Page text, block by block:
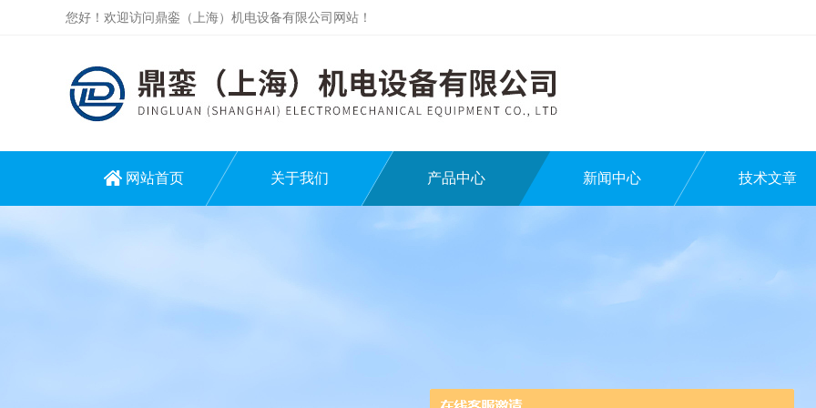
您好！欢迎访问鼎銮（上海）机电设备有限公司网站！
网站首页 关于我们 产品中心 新闻中心 技术文章